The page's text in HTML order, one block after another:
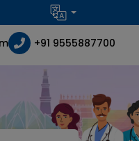
+91 9555887700